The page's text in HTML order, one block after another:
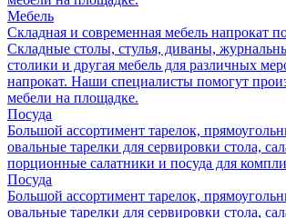
Мебель
Складная и современная мебель напрокат
Складные столы, стулья, диваны,
столики и другая мебель для различных
напрокат. Наши специалисты помогут
мебели на площадке.
Посуда
Большой ассортимент тарелок,
овальные тарелки для сервировки стола,
порционные салатники и посуда для
Посуда
Большой ассортимент тарелок,
овальные тарелки для сервировки стола,